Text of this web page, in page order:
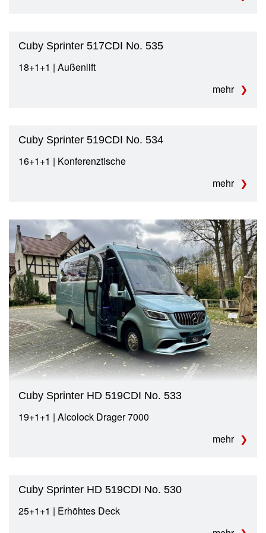
Cuby Sprinter 517CDI No. 535
18+1+1 | Außenlift
mehr
Cuby Sprinter 519CDI No. 534
16+1+1 | Konferenztische
mehr
Cuby Sprinter HD 519CDI No. 533
19+1+1 | Alcolock Drager 7000
mehr
Cuby Sprinter HD 519CDI No. 530
25+1+1 | Erhöhtes Deck